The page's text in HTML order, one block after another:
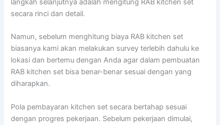
langkah selanjutnya adalah mengitung RAB kitchen set
secara rinci dan detail.
Namun, sebelum menghitung biaya RAB kitchen set
biasanya kami akan melakukan survey terlebih dahulu ke
lokasi dan bertemu dengan Anda agar dalam pembuatan
RAB kitchen set bisa benar-benar sesuai dengan yang
diharapkan.
Pola pembayaran kitchen set secara bertahap sesuai
dengan progres pekerjaan. Sebelum pekerjaan dimulai,